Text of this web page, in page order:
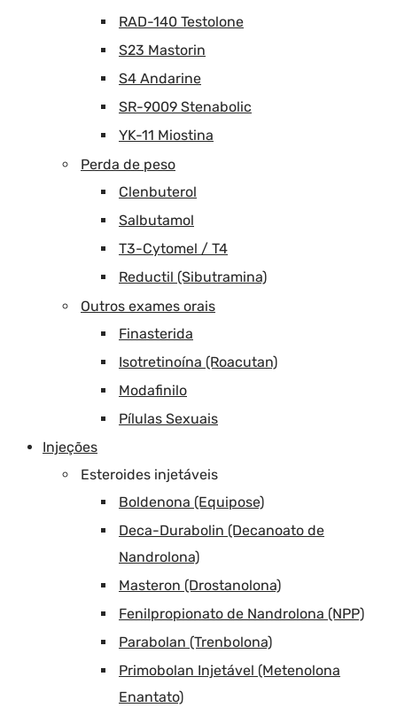
RAD-140 Testolone
S23 Mastorin
S4 Andarine
SR-9009 Stenabolic
YK-11 Miostina
Perda de peso
Clenbuterol
Salbutamol
T3-Cytomel / T4
Reductil (Sibutramina)
Outros exames orais
Finasterida
Isotretinoína (Roacutan)
Modafinilo
Pílulas Sexuais
Injeções
Esteroides injetáveis
Boldenona (Equipose)
Deca-Durabolin (Decanoato de
Nandrolona)
Masteron (Drostanolona)
Fenilpropionato de Nandrolona (NPP)
Parabolan (Trenbolona)
Primobolan Injetável (Metenolona
Enantato)